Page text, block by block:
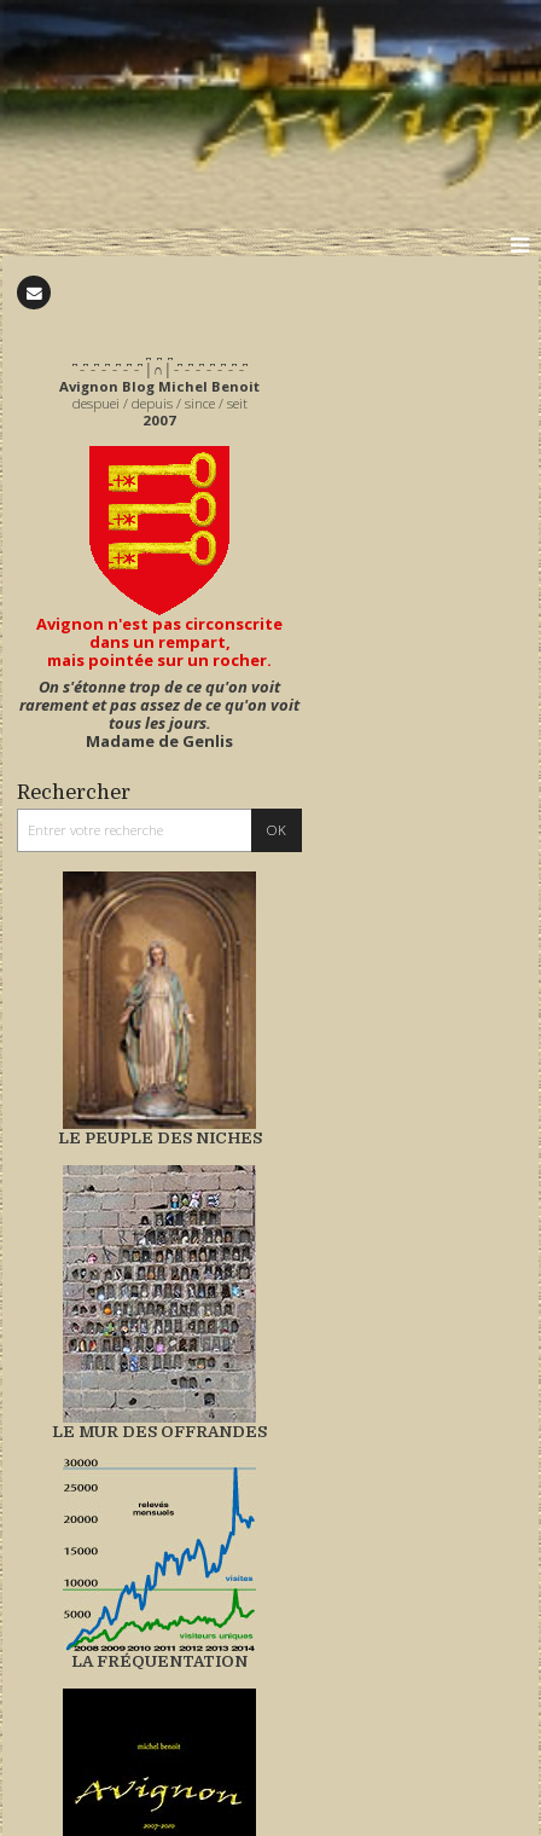
͆ ̵ ͆ ̵ ͆ ̵ ͆ ̵ ͆ ̵ ͆ ̵ ͆ │∩│ ̵ ͆ ̵ ͆ ̵ ͆ ̵ ͆ ̵ ͆ ̵ ͆ ̵ ͆
Avignon Blog Michel Benoit
despuei / depuis / since / seit
2007
Avignon n'est pas circonscrite
dans un rempart,
mais pointée sur un rocher.
On s'étonne trop de ce qu'on voit
rarement et pas assez de ce qu'on voit
tous les jours.
Madame de Genlis
Rechercher
LE PEUPLE DES NICHES
LE MUR DES OFFRANDES
LA FRÉQUENTATION